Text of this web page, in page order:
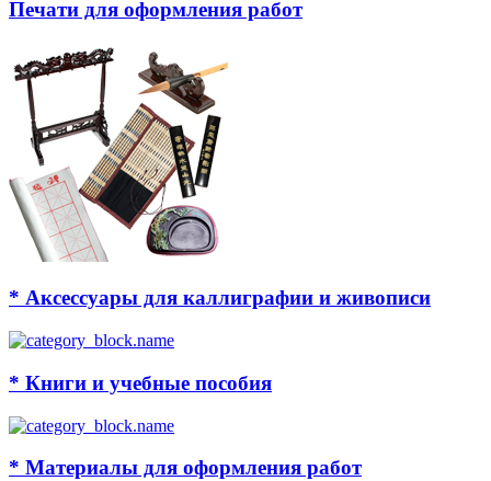
Печати для оформления работ
* Аксессуары для каллиграфии и живописи
* Книги и учебные пособия
* Материалы для оформления работ